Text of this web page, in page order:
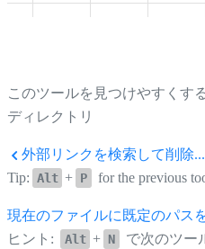
このツールを見つけやすくす
ディレクトリ
外部リンクを検索して削除...
Tip: Alt + P for the previous
現在のファイルに既定のパス
ヒント:
Alt + N で次のツー